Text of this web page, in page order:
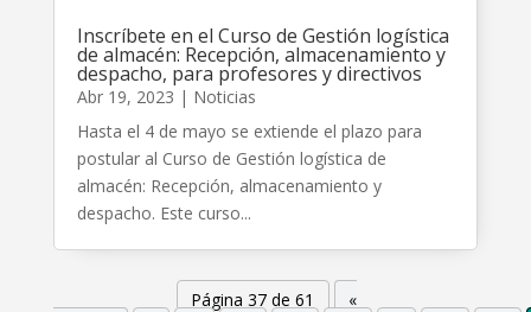
Inscríbete en el Curso de Gestión logística
de almacén: Recepción, almacenamiento y
despacho, para profesores y directivos
Abr 19, 2023 | Noticias
Hasta el 4 de mayo se extiende el plazo para
postular al Curso de Gestión logística de
almacén: Recepción, almacenamiento y
despacho. Este curso...
Página 37 de 61
«